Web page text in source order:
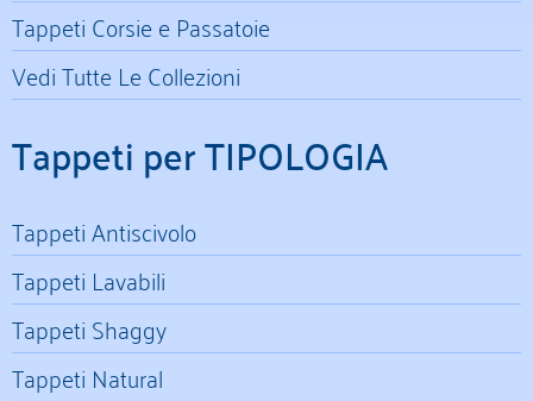
Tappeti Corsie e Passatoie
Vedi Tutte Le Collezioni
Tappeti per TIPOLOGIA
Tappeti Antiscivolo
Tappeti Lavabili
Tappeti Shaggy
Tappeti Natural